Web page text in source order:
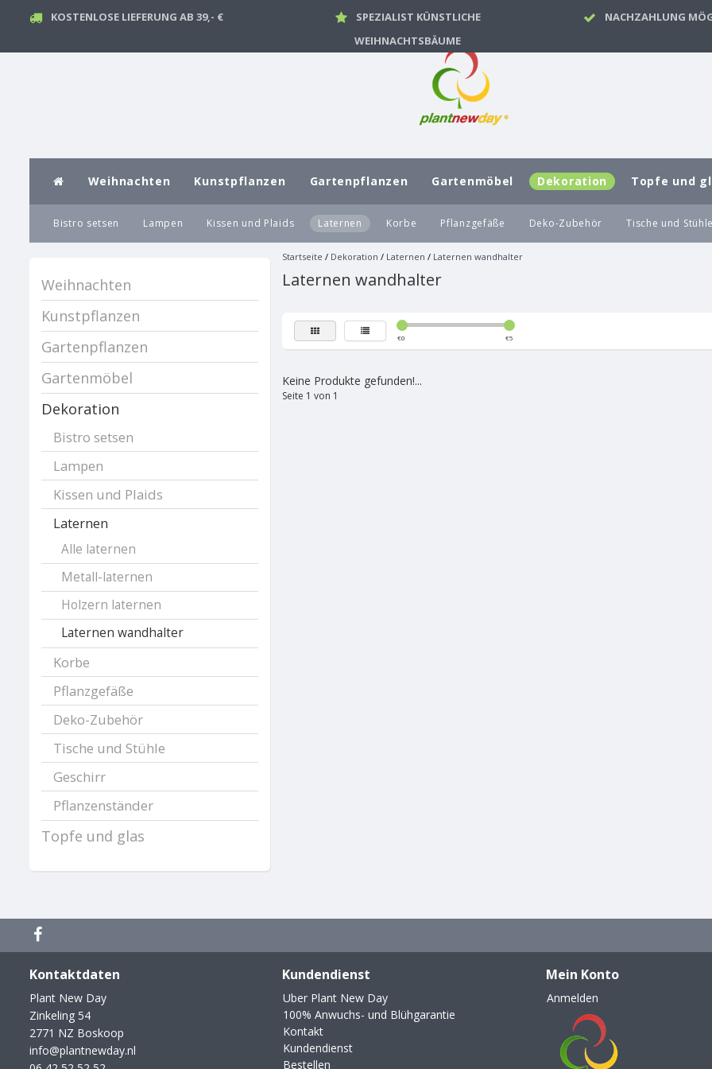
KOSTENLOSE LIEFERUNG AB 39,- €
SPEZIALIST KÜNSTLICHE
WEIHNACHTSBÄUME
NACHZAHLUNG
Weihnachten Kunstpflanzen Gartenpflanzen Gartenmöbel Dekoration
Bistro setsen Lampen Kissen und Plaids Laternen Korbe Pflanzgefäße Deko-Zubehör Tische und
Topfe und
Weihnachten
Kunstpflanzen
Gartenpflanzen
Gartenmöbel
Dekoration
Bistro setsen
Lampen
Kissen und Plaids
Laternen
Alle laternen
Metall-laternen
Holzern laternen
Laternen wandhalter
Korbe
Pflanzgefäße
Deko-Zubehör
Tische und Stühle
Geschirr
Pflanzenständer
Topfe und glas
Startseite / Dekoration / Laternen / Laternen wandhalter
Laternen wandhalter
€0 €5
Keine Produkte gefunden!...
Seite 1 von 1
Kontaktdaten
Plant New Day
Zinkeling 54
2771 NZ Boskoop
info@plantnewday.nl
Kundendienst
Uber Plant New Day
100% Anwuchs- und Blühgarantie
Kontakt
Kundendienst
Bestellen
Mein Konto
Anmelden